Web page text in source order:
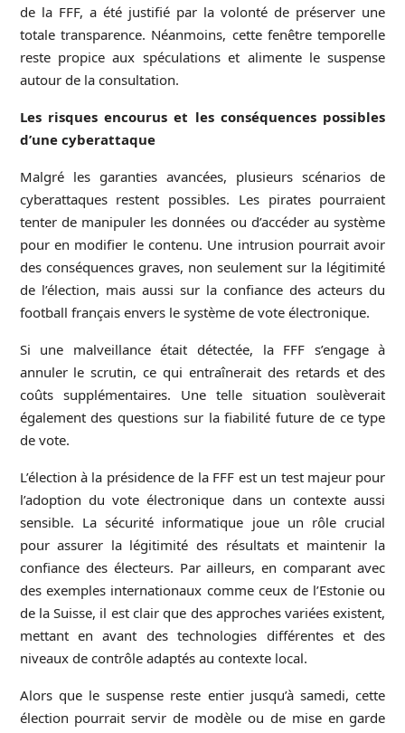
de la FFF, a été justifié par la volonté de préserver une
totale transparence. Néanmoins, cette fenêtre temporelle
reste propice aux spéculations et alimente le suspense
autour de la consultation.
Les risques encourus et les conséquences possibles
d’une cyberattaque
Malgré les garanties avancées, plusieurs scénarios de
cyberattaques restent possibles. Les pirates pourraient
tenter de manipuler les données ou d’accéder au système
pour en modifier le contenu. Une intrusion pourrait avoir
des conséquences graves, non seulement sur la légitimité
de l’élection, mais aussi sur la confiance des acteurs du
football français envers le système de vote électronique.
Si une malveillance était détectée, la FFF s’engage à
annuler le scrutin, ce qui entraînerait des retards et des
coûts supplémentaires. Une telle situation soulèverait
également des questions sur la fiabilité future de ce type
de vote.
L’élection à la présidence de la FFF est un test majeur pour
l’adoption du vote électronique dans un contexte aussi
sensible. La sécurité informatique joue un rôle crucial
pour assurer la légitimité des résultats et maintenir la
confiance des électeurs. Par ailleurs, en comparant avec
des exemples internationaux comme ceux de l’Estonie ou
de la Suisse, il est clair que des approches variées existent,
mettant en avant des technologies différentes et des
niveaux de contrôle adaptés au contexte local.
Alors que le suspense reste entier jusqu’à samedi, cette
élection pourrait servir de modèle ou de mise en garde